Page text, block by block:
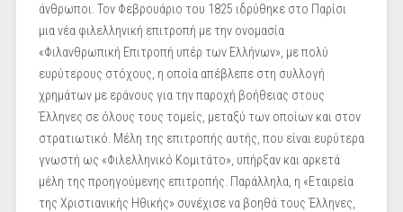
άνθρωποι. Τον Φεβρουάριο του 1825 ιδρύθηκε στο Παρίσι
μια νέα φιλελληνική επιτροπή με την ονομασία
«Φιλανθρωπική Επιτροπή υπέρ των Ελλήνων», με πολύ
ευρύτερους στόχους, η οποία απέβλεπε στη συλλογή
χρημάτων με εράνους για την παροχή βοήθειας στους
Έλληνες σε όλους τους τομείς, μεταξύ των οποίων και στον
στρατιωτικό. Μέλη της επιτροπής αυτής, που είναι ευρύτερα
γνωστή ως «Φιλελληνικό Κομιτάτο», υπήρξαν και αρκετά
μέλη της προηγούμενης επιτροπής. Παράλληλα, η «Εταιρεία
της Χριστιανικής Ηθικής» συνέχισε να βοηθά τους Έλληνες,